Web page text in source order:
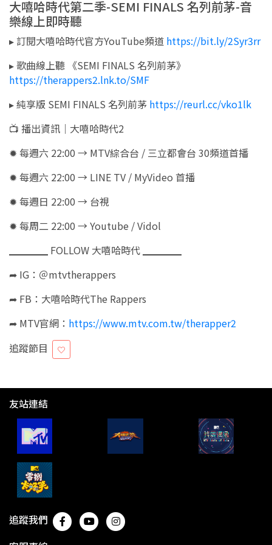
大嘻哈時代第二季-SEMI FINALS 名列前茅-音
樂線上即時聽
▸ 訂閱大嘻哈時代官方YouTube頻道 https://bit.ly/2Syr3rr
▸ 歌曲線上聽 《SEMI FINALS 名列前茅》
https://therappers2.lnk.to/SMF
▸ 純享版 SEMI FINALS 名列前茅 https://reurl.cc/vko1lk
📺️ 播出資訊｜大嘻哈時代2
✹ 每週六 22:00 → MTV綜合台 / 三立都會台 30頻道首播
✹ 每週六 22:00 → LINE TV / MyVideo 首播
✹ 每週日 22:00 → 台視
✹ 每周二 22:00 → Youtube / Vidol
▁▁▁▁ FOLLOW 大嘻哈時代 ▁▁▁▁
➦ IG：＠mtvtherappers
➦ FB：大嘻哈時代The Rappers
➦ MTV官網： https://www.mtv.com.tw/therapper2
追蹤節目
友站連結
追蹤我們